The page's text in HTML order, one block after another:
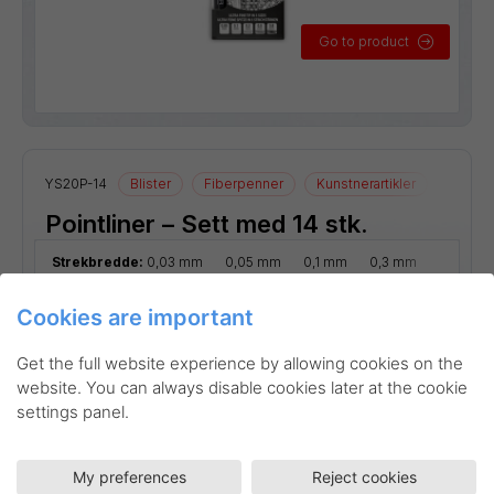
Go to product
YS20P-14 Blister Fiberpenner Kunstnerartikler
Pointliner – Sett med 14 stk.
Strekbredde: 0,03 mm 0,05 mm 0,1 mm 0,3 mm
Cookies are important
Get the full website experience by allowing cookies on the
website. You can always disable cookies later at the cookie
settings panel.
My preferences Reject cookies